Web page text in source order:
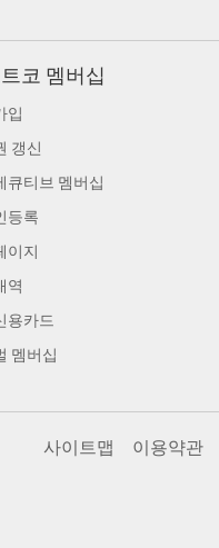
코 멤버십
입
갱신
큐티브 멤버십
등록
이지
역
용카드
멤버십
사이트맵 이용약관